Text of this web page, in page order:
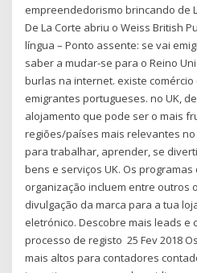
empreendedorismo brincando de
De La Corte abriu o Weiss British
língua – Ponto assente: se vai
saber a mudar-se para o Reino
burlas na internet. existe
emigrantes portugueses. no UK,
alojamento que pode ser o mais
regiões/países mais relevantes
para trabalhar, aprender, se
bens e serviços UK. Os
organização incluem entre outros
divulgação da marca para a tua
eletrónico. Descobre mais leads e
processo de registo 25 Fev 2018
mais altos para contadores